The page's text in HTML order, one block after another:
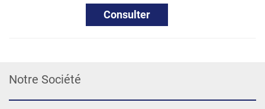
Consulter
Notre Société